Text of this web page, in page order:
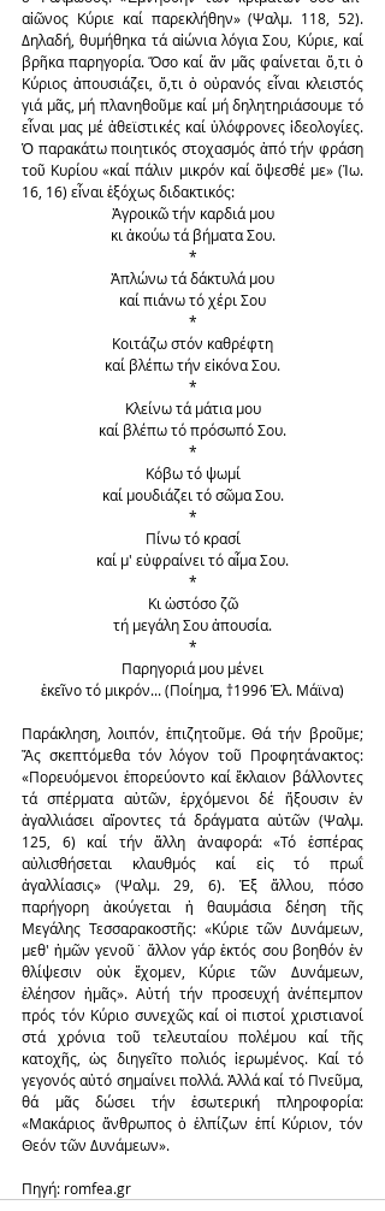
αἰῶνος Κύριε καί παρεκλήθην» (Ψαλμ. 118, 52).
Δηλαδή, θυμήθηκα τά αἰώνια λόγια Σου, Κύριε, καί
βρῆκα παρηγορία. Ὅσο καί ἄν μᾶς φαίνεται ὅ,τι ὁ
Κύριος ἀπουσιάζει, ὅ,τι ὁ οὐρανός εἶναι κλειστός
γιά μᾶς, μή πλανηθοῦμε καί μή δηλητηριάσουμε τό
εἶναι μας μέ ἀθεϊστικές καί ὑλόφρονες ἰδεολογίες.
Ὁ παρακάτω ποιητικός στοχασμός ἀπό τήν φράση
τοῦ Κυρίου «καί πάλιν μικρόν καί ὄψεσθέ με» (Ἰω.
16, 16) εἶναι ἐξόχως διδακτικός:
Ἀγροικῶ τήν καρδιά μου
κι ἀκούω τά βήματα Σου.
*
Ἁπλώνω τά δάκτυλά μου
καί πιάνω τό χέρι Σου
*
Κοιτάζω στόν καθρέφτη
καί βλέπω τήν εἰκόνα Σου.
*
Κλείνω τά μάτια μου
καί βλέπω τό πρόσωπό Σου.
*
Κόβω τό ψωμί
καί μουδιάζει τό σῶμα Σου.
*
Πίνω τό κρασί
καί μ' εὐφραίνει τό αἷμα Σου.
*
Κι ὡστόσο ζῶ
τή μεγάλη Σου ἀπουσία.
*
Παρηγοριά μου μένει
ἐκεῖνο τό μικρόν... (Ποίημα, †1996 Ἐλ. Μάϊνα)
Παράκληση, λοιπόν, ἐπιζητοῦμε. Θά τήν βροῦμε;
Ἄς σκεπτόμεθα τόν λόγον τοῦ Προφητάνακτος:
«Πορευόμενοι ἐπορεύοντο καί ἔκλαιον βάλλοντες
τά σπέρματα αὐτῶν, ἐρχόμενοι δέ ἤξουσιν ἐν
ἀγαλλιάσει αἴροντες τά δράγματα αὐτῶν (Ψαλμ.
125, 6) καί τήν ἄλλη ἀναφορά: «Τό ἑσπέρας
αὐλισθήσεται κλαυθμός καί εἰς τό πρωΐ
ἀγαλλίασις» (Ψαλμ. 29, 6). Ἐξ ἄλλου, πόσο
παρήγορη ἀκούγεται ἡ θαυμάσια δέηση τῆς
Μεγάλης Τεσσαρακοστῆς: «Κύριε τῶν Δυνάμεων,
μεθ' ἡμῶν γενοῦ˙ ἄλλον γάρ ἐκτός σου βοηθόν ἐν
θλίψεσιν οὐκ ἔχομεν, Κύριε τῶν Δυνάμεων,
ἐλέησον ἡμᾶς». Αὐτή τήν προσευχή ἀνέπεμπον
πρός τόν Κύριο συνεχῶς καί οἱ πιστοί χριστιανοί
στά χρόνια τοῦ τελευταίου πολέμου καί τῆς
κατοχῆς, ὡς διηγεῖτο πολιός ἱερωμένος. Καί τό
γεγονός αὐτό σημαίνει πολλά. Ἀλλά καί τό Πνεῦμα,
θά μᾶς δώσει τήν ἐσωτερική πληροφορία:
«Μακάριος ἄνθρωπος ὁ ἐλπίζων ἐπί Κύριον, τόν
Θεόν τῶν Δυνάμεων».
Πηγή: romfea.gr